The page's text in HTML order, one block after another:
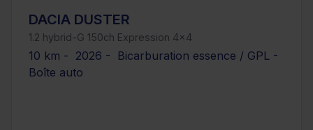
DACIA DUSTER
1.2 hybrid-G 150ch Expression 4x4
10 km - 2026 - Bicarburation essence / GPL -
Boîte auto